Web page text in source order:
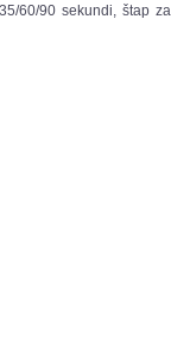
60/90 sekundi, štap za